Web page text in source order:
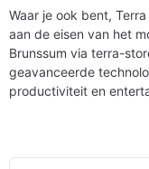
Waar je ook bent,
aan de eisen van het
Brunssum via terra-
geavanceerde
productiviteit en